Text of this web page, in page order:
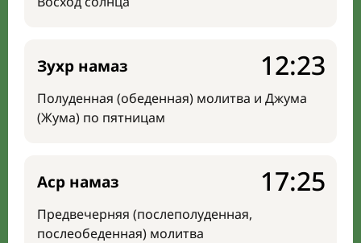
Зухр намаз
Полуденная (обеденная) молитва и Джума
(Жума) по пятницам
12:23
Аср намаз
Предвечерняя (послеполуденная,
послеобеденная) молитва
17:25